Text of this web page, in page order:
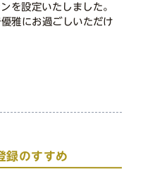
を設定いたしました。
雅にお過ごしいただけ
録のすすめ